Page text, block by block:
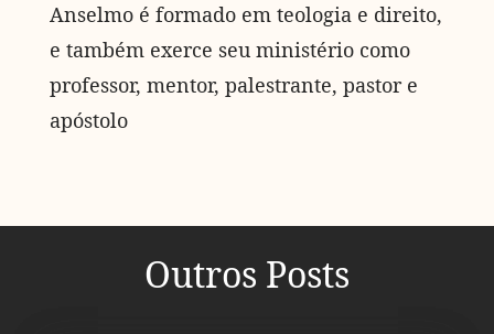
Anselmo é formado em teologia e direito,
e também exerce seu ministério como
professor, mentor, palestrante, pastor e
apóstolo
Outros Posts